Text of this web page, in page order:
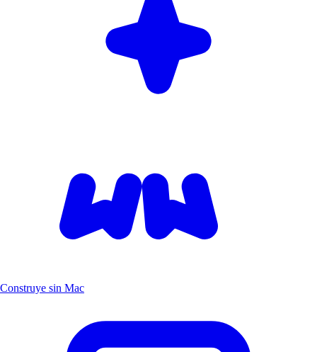
Construye sin Mac